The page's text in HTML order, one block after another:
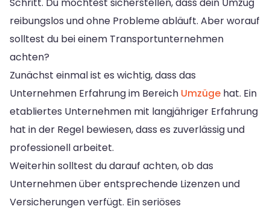
reibungslos und ohne Probleme abläuft. Aber worauf
solltest du bei einem Transportunternehmen
achten?
Zunächst einmal ist es wichtig, dass das
Unternehmen Erfahrung im Bereich Umzüge hat. Ein
etabliertes Unternehmen mit langjähriger Erfahrung
hat in der Regel bewiesen, dass es zuverlässig und
professionell arbeitet.
Weiterhin solltest du darauf achten, ob das
Unternehmen über entsprechende Lizenzen und
Versicherungen verfügt. Ein seriöses